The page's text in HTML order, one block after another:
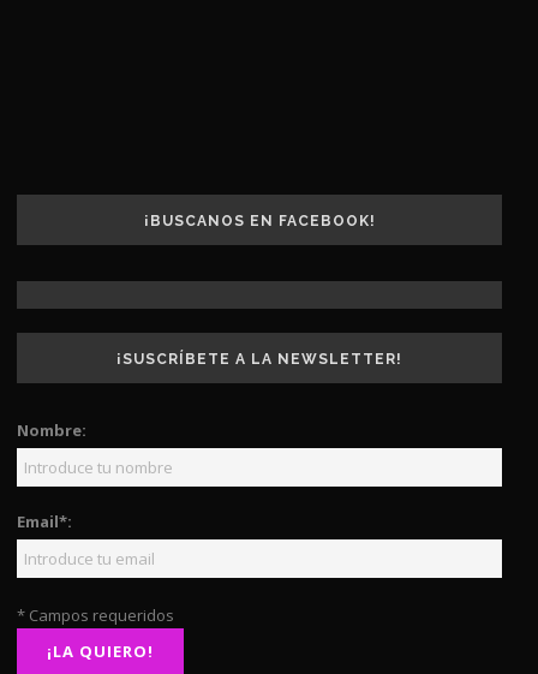
¡BUSCANOS EN FACEBOOK!
¡SUSCRÍBETE A LA NEWSLETTER!
Nombre:
Email*:
* Campos requeridos